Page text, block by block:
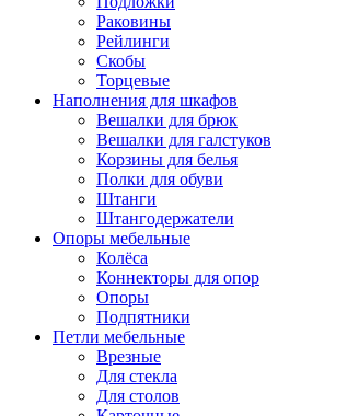
Раковины
Рейлинги
Скобы
Торцевые
Наполнения для шкафов
Вешалки для брюк
Вешалки для галстуков
Корзины для белья
Полки для обуви
Штанги
Штангодержатели
Опоры мебельные
Колёса
Коннекторы для опор
Опоры
Подпятники
Петли мебельные
Врезные
Для стекла
Для столов